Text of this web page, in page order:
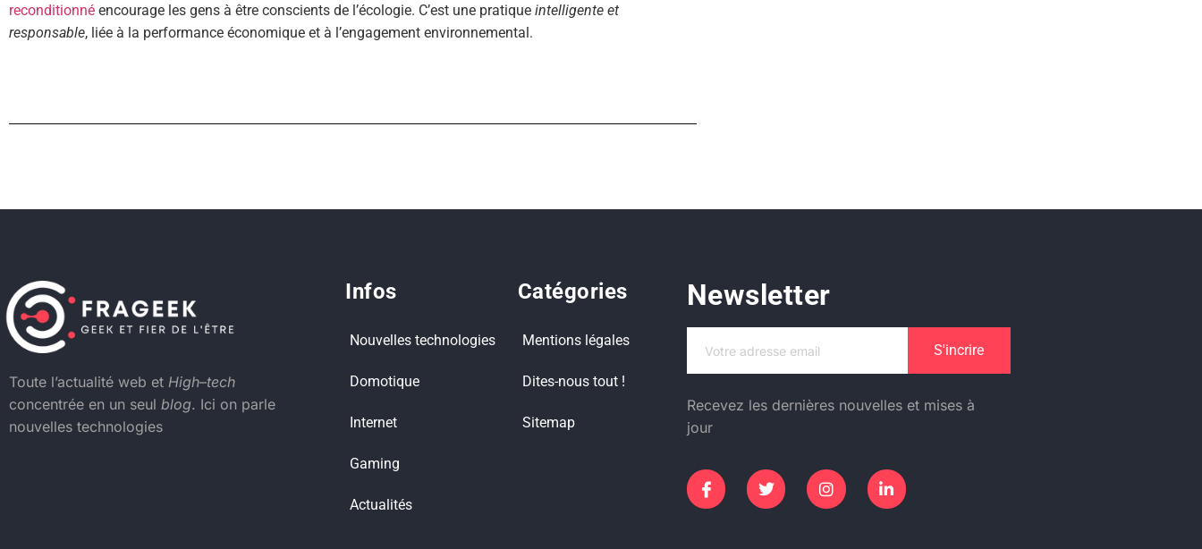
reconditionné encourage les gens à être conscients de l’écologie. C’est une pratique intelligente et
responsable, liée à la performance économique et à l’engagement environnemental.
Toute l’actualité web et High–tech
concentrée en un seul blog. Ici on parle
nouvelles technologies
Infos
Nouvelles technologies
Domotique
Internet
Gaming
Actualités
Catégories
Mentions légales
Dites-nous tout !
Sitemap
Newsletter
S'incrire
Recevez les dernières nouvelles et mises à
jour